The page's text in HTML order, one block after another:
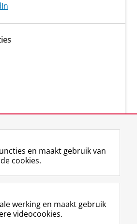
Executive onderwijs (UBGS)
en maakt gebruik van
cookies.
werking en maakt gebruik
videocookies.